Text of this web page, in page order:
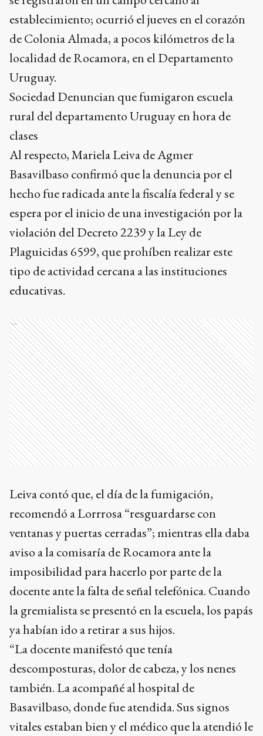
establecimiento; ocurrió el jueves en el corazón
de Colonia Almada, a pocos kilómetros de la
localidad de Rocamora, en el Departamento
Uruguay.
Sociedad Denuncian que fumigaron escuela
rural del departamento Uruguay en hora de
clases
Al respecto, Mariela Leiva de Agmer
Basavilbaso confirmó que la denuncia por el
hecho fue radicada ante la fiscalía federal y se
espera por el inicio de una investigación por la
violación del Decreto 2239 y la Ley de
Plaguicidas 6599, que prohíben realizar este
tipo de actividad cercana a las instituciones
educativas.
Ads
Leiva contó que, el día de la fumigación,
recomendó a Lorrrosa “resguardarse con
ventanas y puertas cerradas”; mientras ella daba
aviso a la comisaría de Rocamora ante la
imposibilidad para hacerlo por parte de la
docente ante la falta de señal telefónica. Cuando
la gremialista se presentó en la escuela, los papás
ya habían ido a retirar a sus hijos.
“La docente manifestó que tenía
descomposturas, dolor de cabeza, y los nenes
también. La acompañé al hospital de
Basavilbaso, donde fue atendida. Sus signos
vitales estaban bien y el médico que la atendió le